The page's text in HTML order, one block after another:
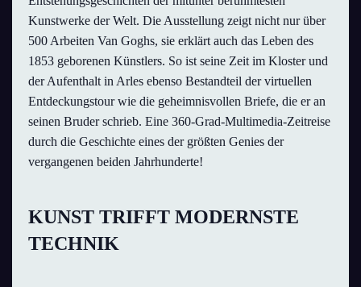
Kunstwerke der Welt. Die Ausstellung zeigt nicht nur über
500 Arbeiten Van Goghs, sie erklärt auch das Leben des
1853 geborenen Künstlers. So ist seine Zeit im Kloster und
der Aufenthalt in Arles ebenso Bestandteil der virtuellen
Entdeckungstour wie die geheimnisvollen Briefe, die er an
seinen Bruder schrieb. Eine 360-Grad-Multimedia-Zeitreise
durch die Geschichte eines der größten Genies der
vergangenen beiden Jahrhunderte!
KUNST TRIFFT MODERNSTE
TECHNIK